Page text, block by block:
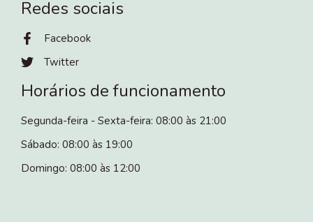
Redes sociais
Facebook
Twitter
Horários de funcionamento
Segunda-feira - Sexta-feira: 08:00 às 21:00
Sábado: 08:00 às 19:00
Domingo: 08:00 às 12:00